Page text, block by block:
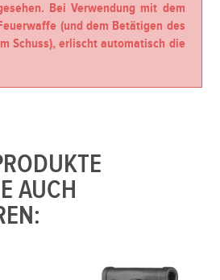
Bei Verwendung mit dem
(und dem Betätigen des
Schuss), erlischt automatisch die
AUCH